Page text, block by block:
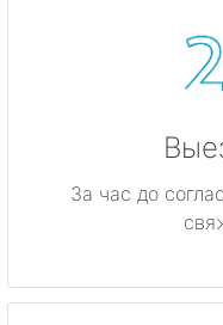
За час до